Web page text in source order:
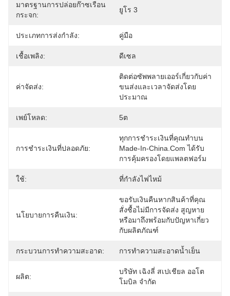
มาตรฐานการปล่อยก๊าซเรือน
กระจก:
ยูโร 3
ประเภทการส่งกำลัง: คู่มือ
เชื้อเพลิง: ดีเซล
ค่าจัดส่ง:
ติดต่อซัพพลายเออร์เกี่ยวกับค่า
ขนส่งและเวลาจัดส่งโดย
ประมาณ
เพย์โหลด: 5ต
การชำระเงินที่ปลอดภัย:
ทุกการชำระเงินที่คุณทำบน
Made-In-China.com ได้รับ
การคุ้มครองโดยแพลตฟอร์ม
ใช้: ที่กำลังไฟไหม้
นโยบายการคืนเงิน:
ขอรับเงินคืนหากสินค้าที่คุณ
สั่งซื้อไม่มีการจัดส่ง สูญหาย
หรือมาถึงพร้อมกับปัญหาเกี่ยว
กับผลิตภัณฑ์
กระบวนการทำความสะอาด: การทำความสะอาดน้ำเย็น
ผลิต:
บริษัท เฉิงลี่ สเปเชียล ออโต
โมบิล จำกัด